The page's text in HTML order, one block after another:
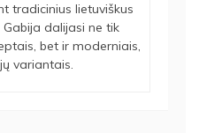
tradicinius lietuviškus
dalijasi ne tik
bet ir moderniais,
variantais.